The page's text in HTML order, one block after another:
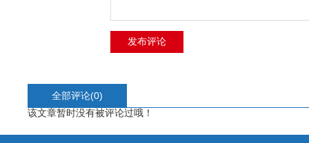
全部评论(0)
该文章暂时没有被评论过哦！